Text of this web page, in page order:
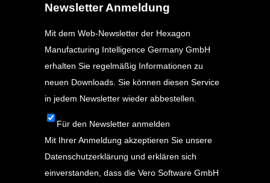
Newsletter Anmeldung
Mit dem Web-Newsletter der Hexagon
Manufacturing Intelligence Germany GmbH
erhalten Sie regelmäßig Informationen zu
neuen Downloads. Sie können diesen Service
in jedem Newsletter wieder abbestellen.
Für den Newsletter anmelden
Mit Ihrer Anmeldung akzeptieren Sie unsere
Datenschutzerklärung und erklären sich
einverstanden, dass die Vero Software GmbH